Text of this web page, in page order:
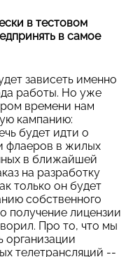
в тестовом
в самое
зависеть именно
работы. Но уже
времени нам
кампанию:
будет идти о
флаеров в жилых
в ближайшей
на разработку
только он будет
собственного
получение лицензии
Про то, что мы
организации
телетрансляций --